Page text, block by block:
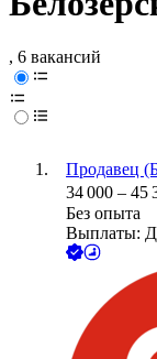
, 6 вакансий
Продавец
34 000 – 45
Без опыта
Выплаты: